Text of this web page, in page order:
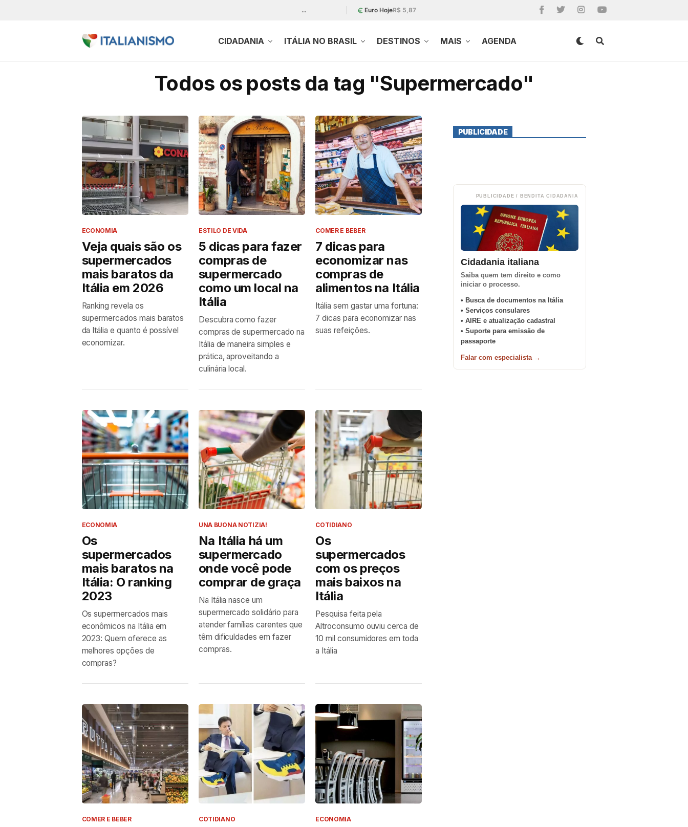
… Euro HojeR$ 5,87
CIDADANIA ITÁLIA NO BRASIL DESTINOS MAIS AGENDA
Todos os posts da tag "Supermercado"
ECONOMIA
Veja quais são os
supermercados
mais baratos da
Itália em 2026
Ranking revela os
supermercados mais baratos
da Itália e quanto é possível
economizar.
ESTILO DE VIDA
5 dicas para fazer
compras de
supermercado
como um local na
Itália
Descubra como fazer
compras de supermercado na
Itália de maneira simples e
prática, aproveitando a
culinária local.
COMER E BEBER
7 dicas para
economizar nas
compras de
alimentos na Itália
Itália sem gastar uma fortuna:
7 dicas para economizar nas
suas refeições.
ECONOMIA
Os
supermercados
mais baratos na
Itália: O ranking
2023
Os supermercados mais
econômicos na Itália em
2023: Quem oferece as
melhores opções de
compras?
UNA BUONA NOTIZIA!
Na Itália há um
supermercado
onde você pode
comprar de graça
Na Itália nasce um
supermercado solidário para
atender famílias carentes que
têm dificuldades em fazer
compras.
COTIDIANO
Os
supermercados
com os preços
mais baixos na
Itália
Pesquisa feita pela
Altroconsumo ouviu cerca de
10 mil consumidores em toda
a Itália
COMER E BEBER COTIDIANO ECONOMIA
PUBLICIDADE
PUBLICIDADE / BENDITA CIDADANIA
Cidadania italiana
Saiba quem tem direito e como
iniciar o processo.
• Busca de documentos na Itália
• Serviços consulares
• AIRE e atualização cadastral
• Suporte para emissão de
passaporte
Falar com especialista →